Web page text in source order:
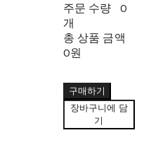
주문 수량
0
개
총 상품 금액
0원
구매하기
장바구니에 담
기